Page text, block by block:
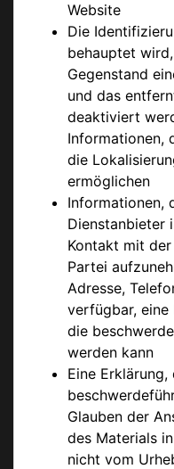
Website
Die
behauptet
Gegenstand
und das
deaktiviert
Informationen,
die
ermöglichen
Informationen,
Dienstanbieter
Kontakt mit
Partei
Adresse,
verfügbar, eine
die
werden kann
Eine Erklärung,
Glauben der
des Materials
nicht vom